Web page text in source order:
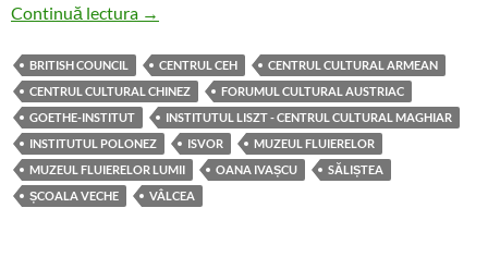
Continuă lectura ISVOR anunță lansarea proiectului Muzeul
→
BRITISH COUNCIL CENTRUL CEH
CENTRUL CULTURAL ARMEAN
CENTRUL CULTURAL CHINEZ
FORUMUL CULTURAL AUSTRIAC
GOETHE-INSTITUT
INSTITUTUL LISZT - CENTRUL CULTURAL MAGHIAR
INSTITUTUL POLONEZ
ISVOR
MUZEUL FLUIERELOR
MUZEUL FLUIERELOR LUMII
OANA IVAȘCU
SĂLIȘTEA
ȘCOALA VECHE
VÂLCEA